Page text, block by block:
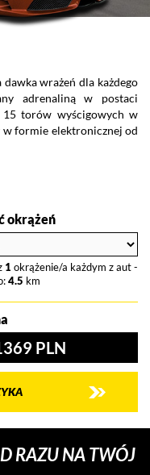
wrażeń dla każdego
adrenaliną w postaci
torów wyścigowych w
w formie elektronicznej od
okrążeń
1 okrążenie/a każdym z aut -
4.5 km
PLN
RAZU NA TWÓJ